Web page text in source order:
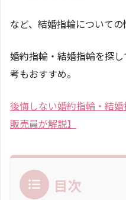
など、結婚指輪についての
婚約指輪・結婚指輪を探
考もおすすめ。
後悔しない婚約指輪・結
販売員が解説】
目次